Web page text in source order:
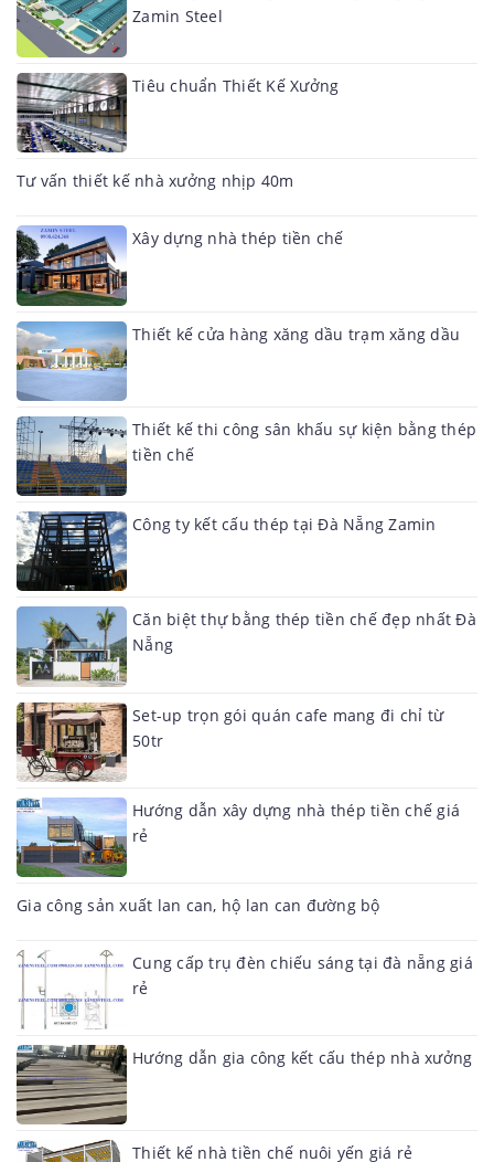
Zamin Steel
Tiêu chuẩn Thiết Kế Xưởng
Tư vấn thiết kế nhà xưởng nhịp 40m
Xây dựng nhà thép tiền chế
Thiết kế cửa hàng xăng dầu trạm xăng dầu
Thiết kế thi công sân khấu sự kiện bằng thép
tiền chế
Công ty kết cấu thép tại Đà Nẵng Zamin
Căn biệt thự bằng thép tiền chế đẹp nhất Đà
Nẵng
Set-up trọn gói quán cafe mang đi chỉ từ
50tr
Hướng dẫn xây dựng nhà thép tiền chế giá
rẻ
Gia công sản xuất lan can, hộ lan can đường bộ
Cung cấp trụ đèn chiếu sáng tại đà nẵng giá
rẻ
Hướng dẫn gia công kết cấu thép nhà xưởng
Thiết kế nhà tiền chế nuôi yến giá rẻ